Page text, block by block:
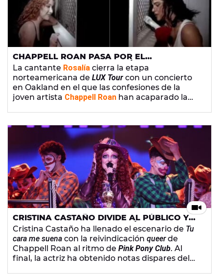
CHAPPELL ROAN PASA POR EL
CONFESIONARIO DE ROSALÍA PARA
CONTAR SU DECEPCIÓN SENTIMENTAL
La cantante Rosalía cierra la etapa
norteamericana de LUX Tour con un concierto
en Oakland en el que las confesiones de la
joven artista Chappell Roan han acaparado la
CRISTINA CASTAÑO DIVIDE AL PÚBLICO Y
AL JURADO CON SU IMITACIÓN DE
CHAPPELL ROAN EN 'TU CARA ME SUENA'
Cristina Castaño ha llenado el escenario de Tu
cara me suena con la reivindicación queerde
Chappell Roan al ritmo de Pink Pony Club. Al
final, la actriz ha obtenido notas dispares del